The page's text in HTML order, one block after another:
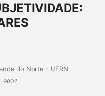
do Norte - UERN
9806